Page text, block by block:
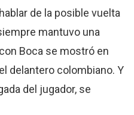
de la posible vuelta
mantuvo una
Boca se mostró en
delantero colombiano. Y
del jugador, se